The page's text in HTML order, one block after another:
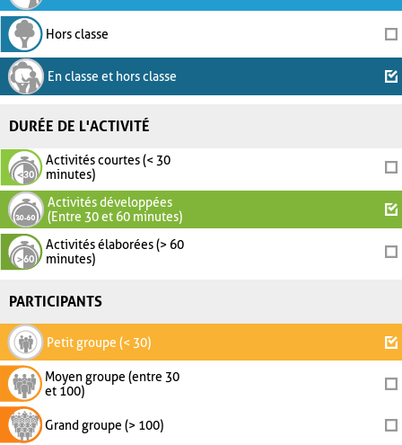
Hors classe
En classe et hors classe
DURÉE DE L'ACTIVITÉ
Activités courtes (< 30
minutes)
Activités développées
(Entre 30 et 60 minutes)
Activités élaborées (> 60
minutes)
PARTICIPANTS
Petit groupe (< 30)
Moyen groupe (entre 30
et 100)
Grand groupe (> 100)